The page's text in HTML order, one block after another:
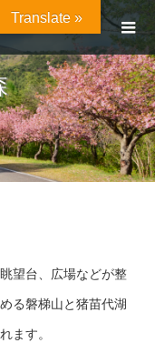
望台、広場などが整
る磐梯山と猪苗代湖
ます。
Translate »